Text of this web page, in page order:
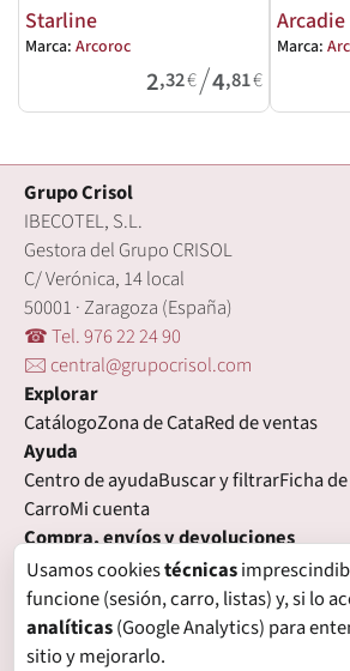
Starline
Marca: Arcoroc
2,32€/4,81€
Arcadie
Marca:
Grupo Crisol
IBECOTEL, S.L.
Gestora del Grupo CRISOL
C/ Verónica, 14 local
50001 · Zaragoza (España)
☎ Tel. 976 22 24 90
🖂 central@grupocrisol.com
Explorar
CatálogoZona de CataRed de ventas
Ayuda
Centro de ayudaBuscar y filtrarFicha
CarroMi cuenta
Compra, envíos y devoluciones
Condiciones de compraFormas de pago
Plazos de entregaDevolucionesGarantía
Legal
Aviso legalPrivacidad
Usamos cookiestécnicas
funcione (sesión, carro, listas) y, si lo
analíticas(Google Analytics) para
sitio y mejorarlo.